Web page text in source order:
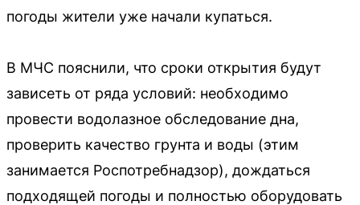
погоды жители уже начали купаться.
В МЧС пояснили, что сроки открытия будут
зависеть от ряда условий: необходимо
провести водолазное обследование дна,
проверить качество грунта и воды (этим
занимается Роспотребнадзор), дождаться
подходящей погоды и полностью оборудовать